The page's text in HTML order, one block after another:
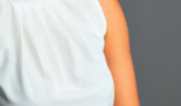
um prato especial que traz
não só são normais,
relação leve com a comida. O
mas em encontrar o